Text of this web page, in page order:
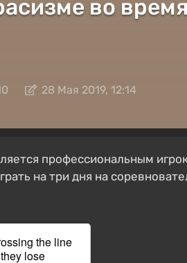
во
28 Мая 2019, 12:14
профессиональным
на три дня на
the line
lose